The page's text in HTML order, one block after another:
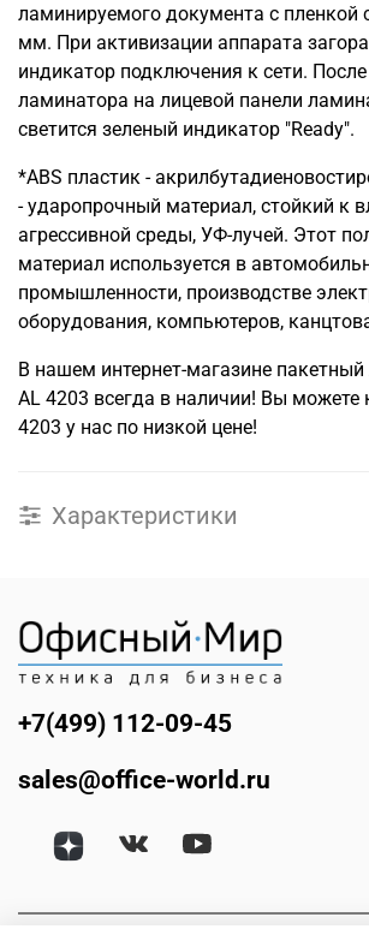
ламинируемого документа с пленкой
мм. При активизации аппарата
индикатор подключения к сети. После
ламинатора на лицевой панели
светится зеленый индикатор "Ready".
*ABS пластик -
- ударопрочный материал, стойкий к
агрессивной среды, УФ-лучей. Этот
материал используется в
промышленности, производстве
оборудования, компьютеров,
В нашем интернет-магазине
AL 4203 всегда в наличии! Вы можете
4203 у нас по низкой цене!
Характеристики
+7(499) 112-09-45
sales@office-world.ru